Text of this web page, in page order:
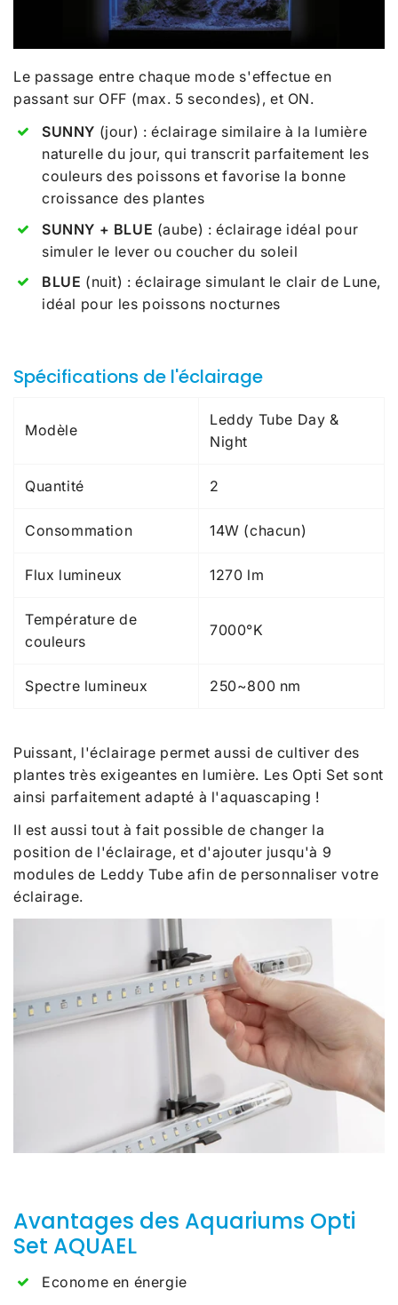
Le passage entre chaque mode s'effectue en
passant sur OFF (max. 5 secondes), et ON.
SUNNY (jour) : éclairage similaire à la lumière
naturelle du jour, qui transcrit parfaitement les
couleurs des poissons et favorise la bonne
croissance des plantes
SUNNY + BLUE (aube) : éclairage idéal pour
simuler le lever ou coucher du soleil
BLUE (nuit) : éclairage simulant le clair de Lune,
idéal pour les poissons nocturnes
Spécifications de l'éclairage
Modèle
Leddy Tube Day &
Night
Quantité 2
Consommation 14W (chacun)
Flux lumineux 1270 lm
Température de
couleurs
7000°K
Spectre lumineux 250~800 nm
Puissant, l'éclairage permet aussi de cultiver des
plantes très exigeantes en lumière. Les Opti Set sont
ainsi parfaitement adapté à l'aquascaping !
Il est aussi tout à fait possible de changer la
position de l'éclairage, et d'ajouter jusqu'à 9
modules de Leddy Tube afin de personnaliser votre
éclairage.
Avantages des Aquariums Opti
Set AQUAEL
Econome en énergie